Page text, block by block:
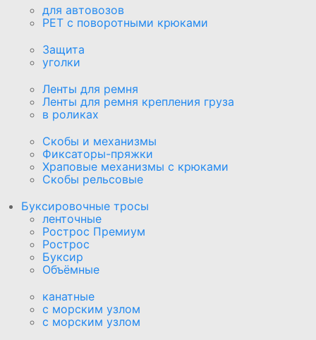
для автовозов
PET с поворотными крюками
Защита
уголки
Ленты для ремня
Ленты для ремня крепления груза
в роликах
Скобы и механизмы
Фиксаторы-пряжки
Храповые механизмы с крюками
Скобы рельсовые
Буксировочные тросы
ленточные
Рострос Премиум
Рострос
Буксир
Объёмные
канатные
с морским узлом
с морским узлом